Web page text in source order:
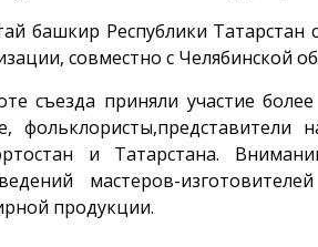
башкир Республики
совместно с Челябинской
съезда приняли участие
фольклористы,представители
и Татарстана.
мастеров-
продукции.